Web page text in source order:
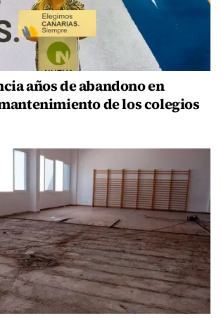
años de abandono en
de los colegios